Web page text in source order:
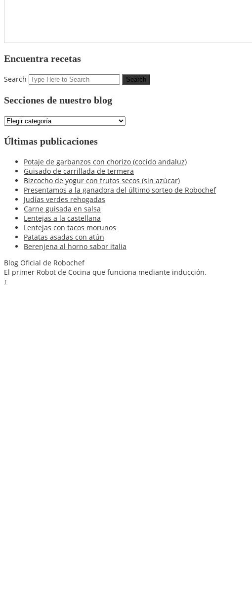
Encuentra recetas
Search
Secciones de nuestro blog
Secciones
nuestro
Últimas publicaciones
Potaje de garbanzos con chorizo (cocido andaluz)
Guisado de carrillada de termera
Bizcocho de yogur con frutos secos (sin azúcar)
Presentamos a la ganadora del último sorteo de Robochef
Judías verdes rehogadas
Carne guisada en salsa
Lentejas a la castellana
Lentejas con tacos morunos
Patatas asadas con atún
Berenjena al horno sabor italia
Blog Oficial de Robochef
El primer Robot de Cocina que funciona mediante inducción.
↑